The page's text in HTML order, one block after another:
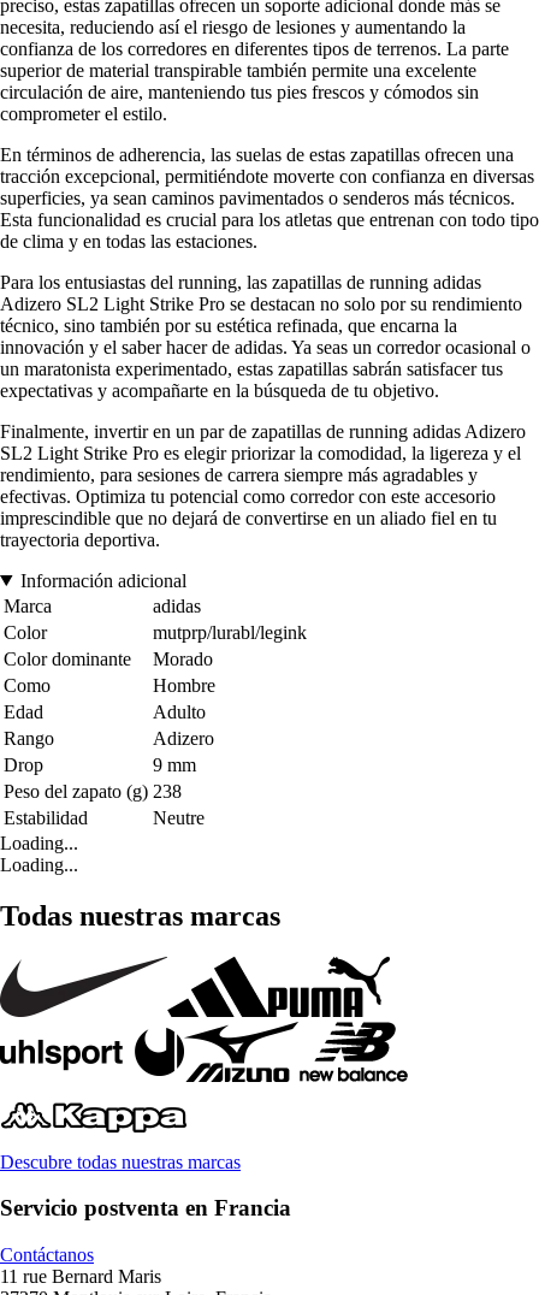
preciso, estas zapatillas ofrecen un soporte adicional donde más se
necesita, reduciendo así el riesgo de lesiones y aumentando la
confianza de los corredores en diferentes tipos de terrenos. La parte
superior de material transpirable también permite una excelente
circulación de aire, manteniendo tus pies frescos y cómodos sin
comprometer el estilo.
En términos de adherencia, las suelas de estas zapatillas ofrecen una
tracción excepcional, permitiéndote moverte con confianza en diversas
superficies, ya sean caminos pavimentados o senderos más técnicos.
Esta funcionalidad es crucial para los atletas que entrenan con todo tipo
de clima y en todas las estaciones.
Para los entusiastas del running, las zapatillas de running adidas
Adizero SL2 Light Strike Pro se destacan no solo por su rendimiento
técnico, sino también por su estética refinada, que encarna la
innovación y el saber hacer de adidas. Ya seas un corredor ocasional o
un maratonista experimentado, estas zapatillas sabrán satisfacer tus
expectativas y acompañarte en la búsqueda de tu objetivo.
Finalmente, invertir en un par de zapatillas de running adidas Adizero
SL2 Light Strike Pro es elegir priorizar la comodidad, la ligereza y el
rendimiento, para sesiones de carrera siempre más agradables y
efectivas. Optimiza tu potencial como corredor con este accesorio
imprescindible que no dejará de convertirse en un aliado fiel en tu
trayectoria deportiva.
Información adicional
Marca
adidas
Color
mutprp/lurabl/legink
Color dominante
Morado
Como
Hombre
Edad
Adulto
Rango
Adizero
Drop
9 mm
Peso del zapato (g) 238
Estabilidad
Neutre
Loading...
Loading...
Todas nuestras marcas
Descubre todas nuestras marcas
Servicio postventa en Francia
Contáctanos
11 rue Bernard Maris